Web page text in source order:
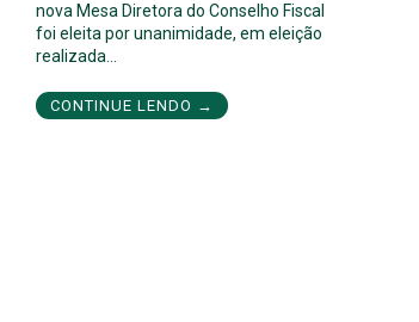
nova Mesa Diretora do Conselho Fiscal
foi eleita por unanimidade, em eleição
realizada…
CONTINUE LENDO →